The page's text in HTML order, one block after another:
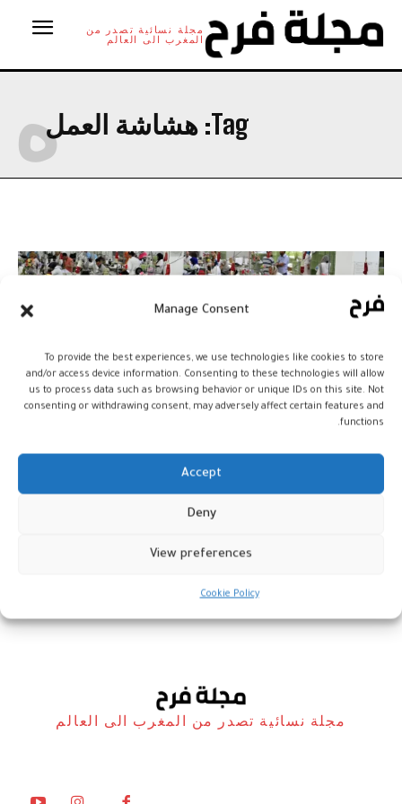
Manage Consent
To provide the best experiences, we use technologies like cookies to store
and/or access device information. Consenting to these technologies will allow
us to process data such as browsing behavior or unique IDs on this site. Not
consenting or withdrawing consent, may adversely affect certain features and
functions.
Accept
Deny
View preferences
Cookie Policy
مجلة نسائية تصدر من
المغرب الى العالم
Tag: هشاشة العمله
العرق ثمن الكرامة: النساء بين لقمة
العيش واستغلال الأجور
نساء المغرب في معترك المصانع – نونبر 2025
مجلة نسائية تصدر من المغرب الى العالم